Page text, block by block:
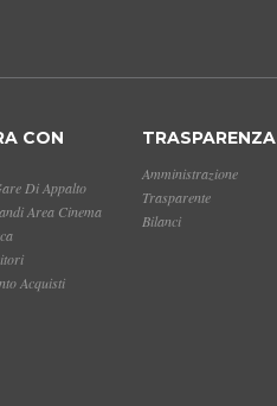
CON
Di Appalto
Area Cinema
Acquisti
TRASPARENZA
Amministrazione
Trasparente
Bilanci